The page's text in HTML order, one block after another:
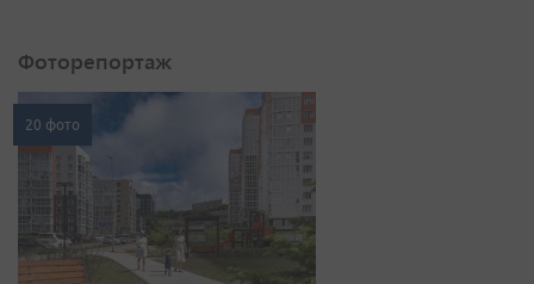
Фоторепортаж
20 фото